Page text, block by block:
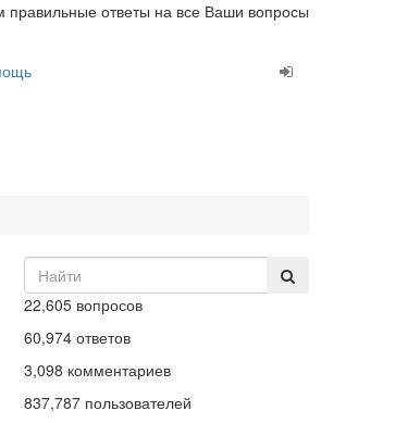
ответы на все Ваши вопросы
22,605вопросов
60,974ответов
3,098 комментариев
837,787пользователей